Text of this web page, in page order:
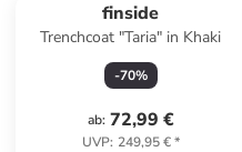
finside
Trenchcoat "Taria" in Khaki
-70%
ab: 72,99 €
UVP: 249,95 €*